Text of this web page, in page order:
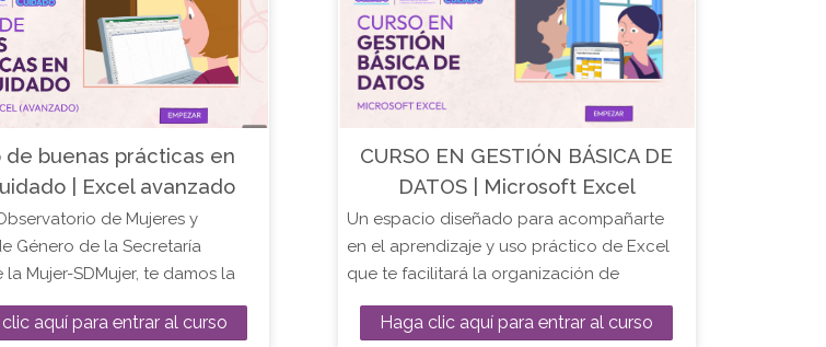
de buenas prácticas en
| Excel avanzado
de Mujeres y
Género de la Secretaría
la Mujer-SDMujer, te damos la
al curso de buenas prácticas
aquí para entrar al curso
CURSO EN GESTIÓN BÁSICA DE
DATOS | Microsoft Excel
Un espacio diseñado para acompañarte
en el aprendizaje y uso práctico de Excel
que te facilitará la organización de
información en diversas actividades,
permitiéndote utilizarla de manera segura y
Haga clic aquí para entrar al curso